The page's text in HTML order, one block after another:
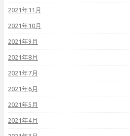
2021年11月
2021年10月
2021年9月
2021年8月
2021年7月
2021年6月
2021年5月
2021年4月